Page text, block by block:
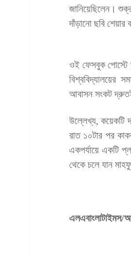
জানিয়েছিলেন।
দাঁড়ানো ছবি
ওই ফেসবুক পোস্টে
বিশ্ববিদ্যালয়ের
আবাসন সংকট
উল্লেখ্য, কয়েকটি
রাত ১০টার পর
একপর্যায়ে একটি
থেকে চলে যান